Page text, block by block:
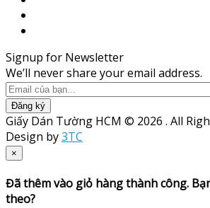
Signup for Newsletter
We’ll never share your email address.
Đăng ký
Giấy Dán Tường HCM © 2026 . All
Design by3TC
×
Đã thêm vào giỏ hàng thành công.
theo?